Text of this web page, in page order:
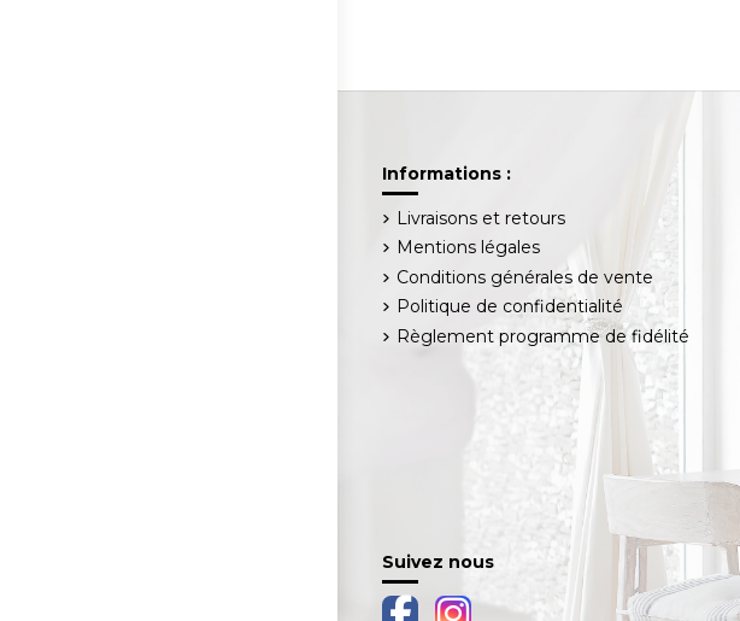
Informations :
Livraisons et retours
Mentions légales
Conditions générales de vente
Politique de confidentialité
Règlement programme de fidélité
Suivez nous